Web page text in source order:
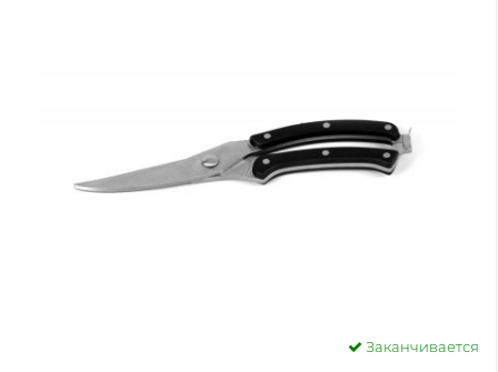
Заканчивается